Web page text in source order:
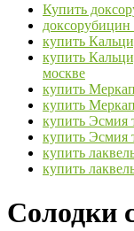
Купить
доксорубицин
купить
купить
москве
купить
купить
купить Эсмия
купить Эсмия
купить
купить
Солодки